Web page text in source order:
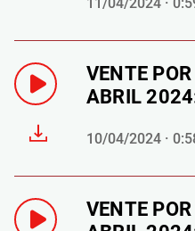
VENTE
ABRIL
10/04/2024 ·
VENTE